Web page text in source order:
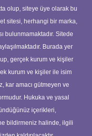
olup, siteye üye olarak bu
sitesi, herhangi bir marka,
bulunmamaktadır. Sitede
Burada yer
gerçek kurum ve kişiler
kurum ve kişiler ile isim
kar amacı gütmeyen ve
Hukuka ve yasal
içerikleri,
bildirmeniz halinde, ilgili